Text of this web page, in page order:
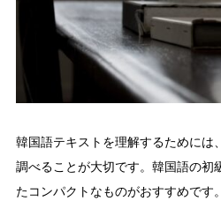
韓国語テキストを理解するためには
調べることが大切です。韓国語の初
たコンパクトなものがおすすめです。